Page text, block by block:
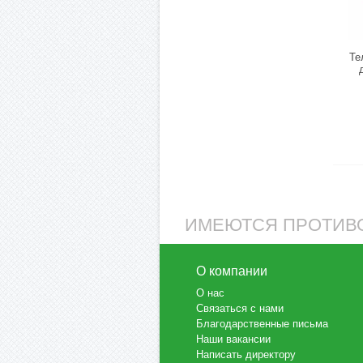
ИМЕЮТСЯ
О компании
О нас
Связаться с нами
Благодарственные письма
Наши вакансии
Написать директору